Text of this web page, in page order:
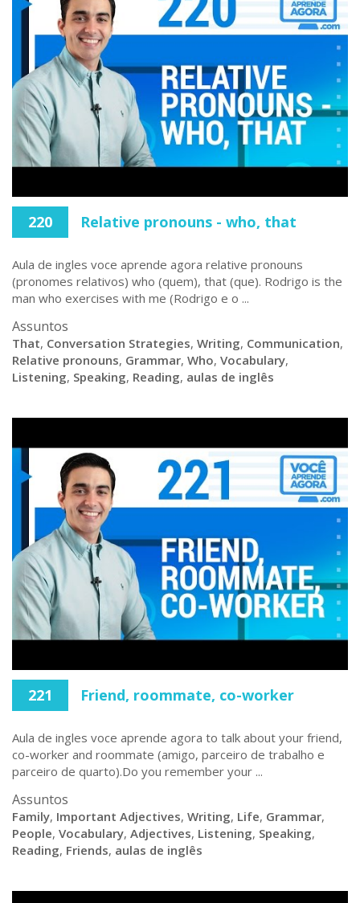
220 Relative pronouns - who, that
Aula de ingles voce aprende agora relative pronouns
(pronomes relativos) who (quem), that (que). Rodrigo is the
man who exercises with me (Rodrigo e o ...
Assuntos
That, Conversation Strategies, Writing, Communication,
Relative pronouns, Grammar, Who, Vocabulary,
Listening, Speaking, Reading, aulas de inglês
221 Friend, roommate, co-worker
Aula de ingles voce aprende agora to talk about your friend,
co-worker and roommate (amigo, parceiro de trabalho e
parceiro de quarto).Do you remember your ...
Assuntos
Family, Important Adjectives, Writing, Life, Grammar,
People, Vocabulary, Adjectives, Listening, Speaking,
Reading, Friends, aulas de inglês